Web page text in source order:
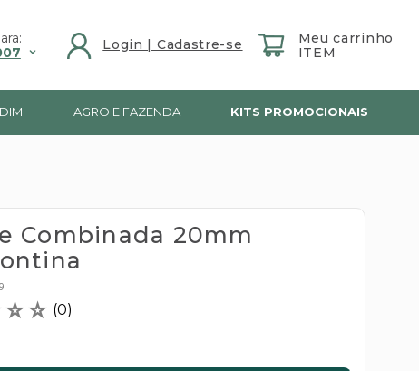
AGRO E FAZENDA KITS PROMOCIONAIS
Combinada 20mm
☆☆ (0)